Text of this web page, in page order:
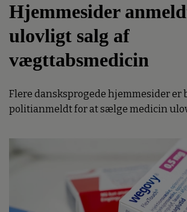
Hjemmesider
ulovligt salg af
vægttabsmedicin
Flere dansksprogede hjemmesider er
politianmeldt for at sælge medicin